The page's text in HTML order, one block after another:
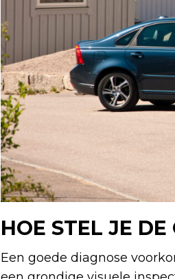
HOE STEL JE
Een goede diagnose